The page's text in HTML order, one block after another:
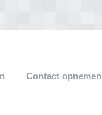
Contact opnemen